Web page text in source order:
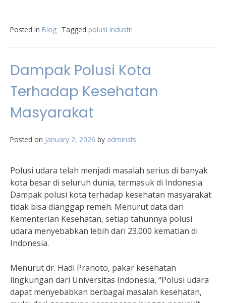
Posted in Blog Tagged polusi industri
Dampak Polusi Kota
Terhadap Kesehatan
Masyarakat
Posted on January 2, 2026 by adminsts
Polusi udara telah menjadi masalah serius di banyak
kota besar di seluruh dunia, termasuk di Indonesia.
Dampak polusi kota terhadap kesehatan masyarakat
tidak bisa dianggap remeh. Menurut data dari
Kementerian Kesehatan, setiap tahunnya polusi
udara menyebabkan lebih dari 23.000 kematian di
Indonesia.
Menurut dr. Hadi Pranoto, pakar kesehatan
lingkungan dari Universitas Indonesia, “Polusi udara
dapat menyebabkan berbagai masalah kesehatan,